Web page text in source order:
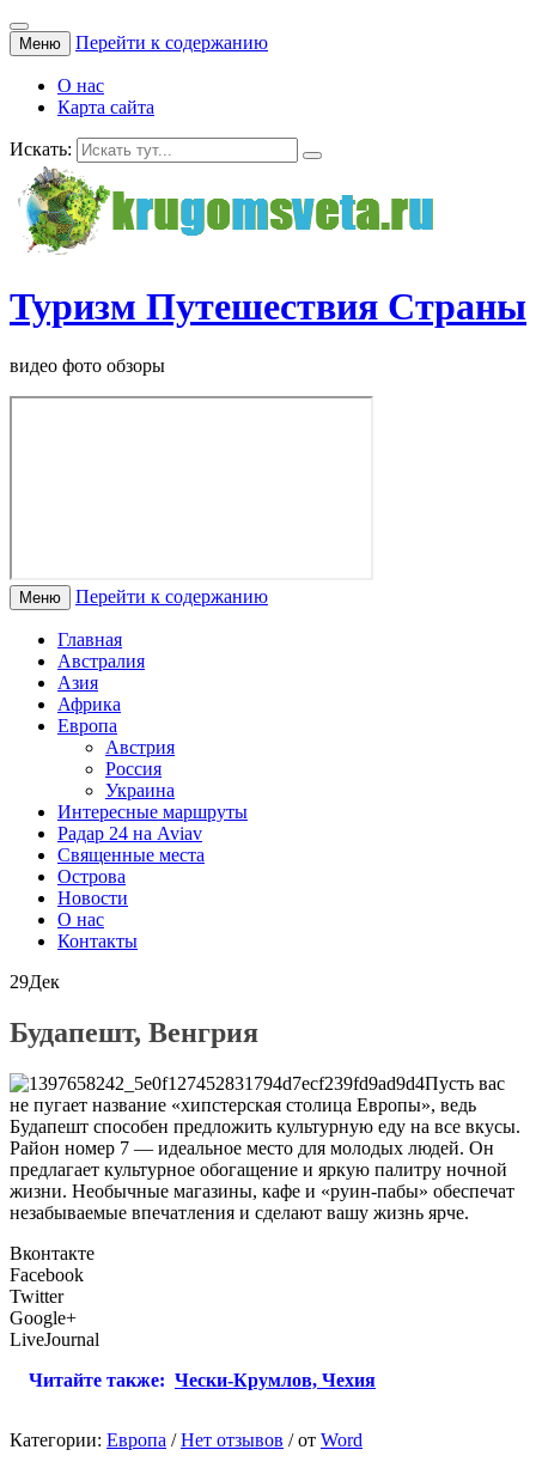
Меню Перейти к содержанию
О нас
Карта сайта
Искать:
Туризм Путешествия Страны
видео фото обзоры
Меню Перейти к содержанию
Главная
Австралия
Азия
Африка
Европа
Австрия
Россия
Украина
Интересные маршруты
Радар 24 на Aviav
Священные места
Острова
Новости
О нас
Контакты
29Дек
Будапешт, Венгрия
Пусть вас
не пугает название «хипстерская столица Европы», ведь
Будапешт способен предложить культурную еду на все вкусы.
Район номер 7 — идеальное место для молодых людей. Он
предлагает культурное обогащение и яркую палитру ночной
жизни. Необычные магазины, кафе и «руин-пабы» обеспечат
незабываемые впечатления и сделают вашу жизнь ярче.
Вконтакте
Facebook
Twitter
Google+
LiveJournal
Читайте также: Чески-Крумлов, Чехия
Категории: Европа / Нет отзывов /от Word